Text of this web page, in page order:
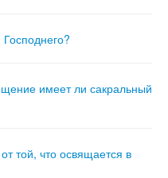
имеет ли сакральный
той, что освящается в